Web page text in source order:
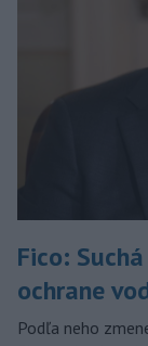
Fico:
ochrane
Podľa neho